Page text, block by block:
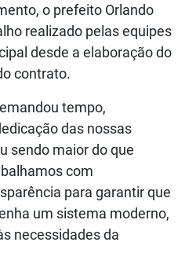
o prefeito Orlando
realizado pelas equipes
desde a elaboração do
contrato.
tempo,
das nossas
sendo maior do que
com
para garantir que
um sistema moderno,
necessidades da